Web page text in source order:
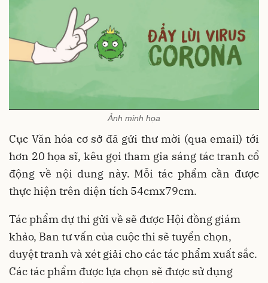
Ảnh minh họa
Cục Văn hóa cơ sở đã gửi thư mời (qua email) tới
hơn 20 họa sĩ, kêu gọi tham gia sáng tác tranh cổ
động về nội dung này. Mỗi tác phẩm cần được
thực hiện trên diện tích 54cmx79cm.
Tác phẩm dự thi gửi về sẽ được Hội đồng giám
khảo, Ban tư vấn của cuộc thi sẽ tuyển chọn,
duyệt tranh và xét giải cho các tác phẩm xuất sắc.
Các tác phẩm được lựa chọn sẽ được sử dụng